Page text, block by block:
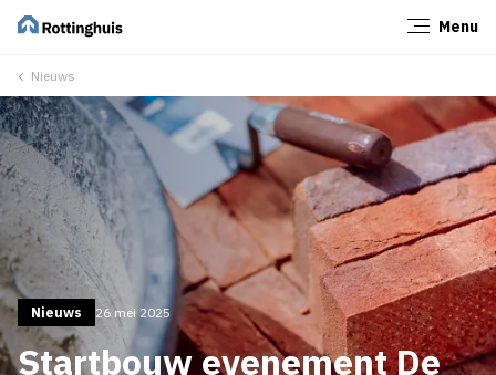
Menu
Nieuws
Nieuws 26 mei 2025
Startbouw evenement De
Sluiten